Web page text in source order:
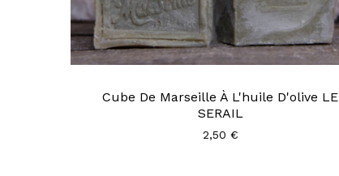
Cube De Marseille À L'huile D'olive LE
SERAIL
2,50 €